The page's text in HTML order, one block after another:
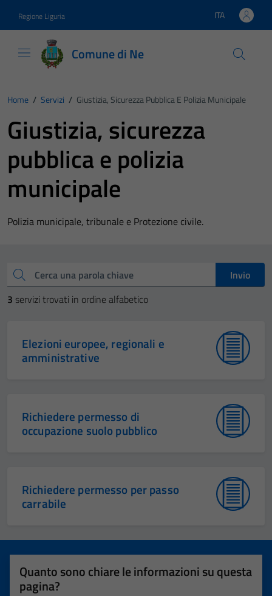
Regione Liguria Lingua attiva:
ITA
Comune di Ne
Home / Servizi / Giustizia, Sicurezza Pubblica E Polizia Municipale
Giustizia, sicurezza
pubblica e polizia
municipale
Polizia municipale, tribunale e Protezione civile.
Cerca una parola chiave
Invio
3 servizi trovati in ordine alfabetico
Elezioni europee, regionali e
amministrative
Richiedere permesso di
occupazione suolo pubblico
Richiedere permesso per passo
carrabile
Quanto sono chiare le informazioni su questa
pagina?